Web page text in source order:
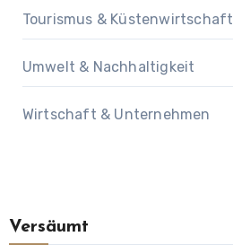
Tourismus & Küstenwirtschaft
Umwelt & Nachhaltigkeit
Wirtschaft & Unternehmen
Versäumt